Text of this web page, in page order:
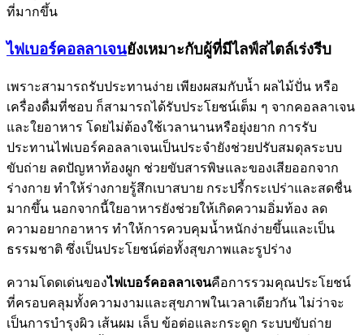
ที่มากขึ้น
ไฟเบอร์คอลลาเจนยังเหมาะกับผู้ที่มีไลฟ์สไตล์เร่งรีบ
เพราะสามารถรับประทานง่าย เพียงผสมกับน้ำ ผลไม้ปั่น หรือ
เครื่องดื่มที่ชอบ ก็สามารถได้รับประโยชน์เต็ม ๆ จากคอลลาเจน
และใยอาหาร โดยไม่ต้องใช้เวลานานหรือยุ่งยาก การรับ
ประทานไฟเบอร์คอลลาเจนเป็นประจำยังช่วยปรับสมดุลระบบ
ขับถ่าย ลดปัญหาท้องผูก ช่วยขับสารพิษและของเสียออกจาก
ร่างกาย ทำให้ร่างกายรู้สึกเบาสบาย กระปรี้กระเปร่าและสดชื่น
มากขึ้น นอกจากนี้ใยอาหารยังช่วยให้เกิดความอิ่มท้อง ลด
ความอยากอาหาร ทำให้การควบคุมน้ำหนักง่ายขึ้นและเป็น
ธรรมชาติ ซึ่งเป็นประโยชน์ต่อทั้งสุขภาพและรูปร่าง
ความโดดเด่นของไฟเบอร์คอลลาเจนคือการรวมคุณประโยชน์
ที่ครอบคลุมทั้งความงามและสุขภาพในเวลาเดียวกัน ไม่ว่าจะ
เป็นการบำรุงผิว เส้นผม เล็บ ข้อต่อและกระดูก ระบบขับถ่าย